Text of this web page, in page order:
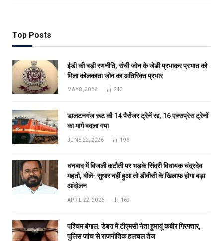
Top Posts
ईडी की बड़ी रणनीति, रांची जोन के जेडी प्रभाकर प्रभात को
मिला कोलकाता जोन का अतिरिक्त प्रभार
MAY 8, 2026 243
डालटनगंज रूट की 14 पैसेंजर ट्रेनें रद्द, 16 एक्सप्रेस ट्रेनों
का मार्ग बदला गया
JUNE 22, 2026 196
धनबाद में बिजली कटौती पर भड़के सिंदरी विधायक चंद्रदेव
महतो, बोले- सुधार नहीं हुआ तो डीवीसी के खिलाफ होगा बड़ा
आंदोलन
APRIL 22, 2026 169
पश्चिम बंगाल: डेबरा में टीएमसी नेता हुमायूं कबीर गिरफ्तार,
पुलिस जांच से राजनीतिक हलचल तेज